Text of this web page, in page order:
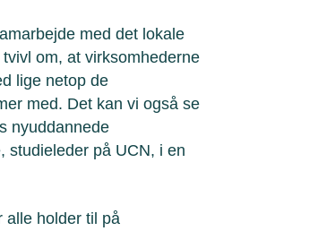
med det lokale
om, at virksomhederne
lige netop de
med. Det kan vi også se
nyuddannede
studieleder på UCN, i en
alle holder til på